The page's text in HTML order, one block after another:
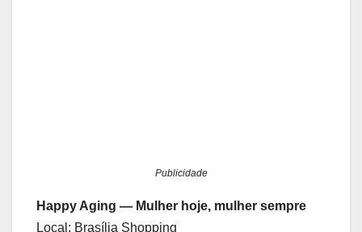
Publicidade
Happy Aging — Mulher hoje, mulher sempre
Local: Brasília Shopping